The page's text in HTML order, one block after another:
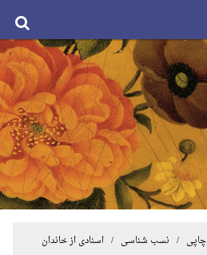
/ نسب شناسی / اسنادی از خاندان